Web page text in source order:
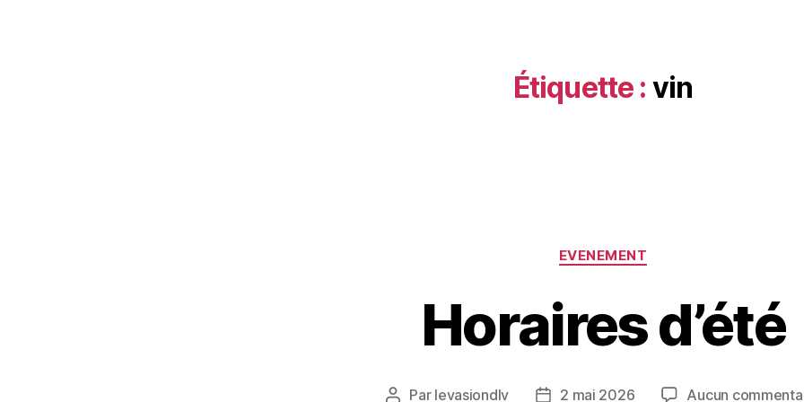
Étiquette : vin
EVENEMENT
Horaires d’été
Par levasiondlv 2 mai 2026 Aucun